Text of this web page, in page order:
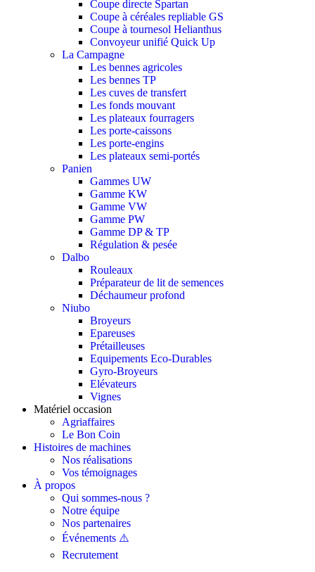
Coupe directe Spartan
Coupe à céréales repliable GS
Coupe à tournesol Helianthus
Convoyeur unifié Quick Up
La Campagne
Les bennes agricoles
Les bennes TP
Les cuves de transfert
Les fonds mouvant
Les plateaux fourragers
Les porte-caissons
Les porte-engins
Les plateaux semi-portés
Panien
Gammes UW
Gamme KW
Gamme VW
Gamme PW
Gamme DP & TP
Régulation & pesée
Dalbo
Rouleaux
Préparateur de lit de semences
Déchaumeur profond
Niubo
Broyeurs
Epareuses
Prétailleuses
Equipements Eco-Durables
Gyro-Broyeurs
Elévateurs
Vignes
Matériel occasion
Agriaffaires
Le Bon Coin
Histoires de machines
Nos réalisations
Vos témoignages
À propos
Qui sommes-nous ?
Notre équipe
Nos partenaires
Événements ⚠️
Recrutement